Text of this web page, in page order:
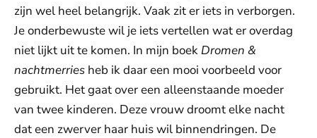
zijn wel heel belangrijk. Vaak zit er iets in verborgen.
Je onderbewuste wil je iets vertellen wat er overdag
niet lijkt uit te komen. In mijn boek Dromen &
nachtmerries heb ik daar een mooi voorbeeld voor
gebruikt. Het gaat over een alleenstaande moeder
van twee kinderen. Deze vrouw droomt elke nacht
dat een zwerver haar huis wil binnendringen. De